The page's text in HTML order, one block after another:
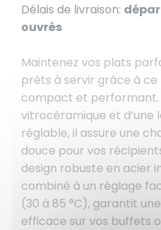
Délais de livraison:
ouvrés
Maintenez vos plats
prêts à servir grâce à
compact et performant.
vitrocéramique et d’une
réglable, il assure une
douce pour vos
design robuste en acier
combiné à un réglage
(30 à 85 °C), garantit
efficace sur vos buffets